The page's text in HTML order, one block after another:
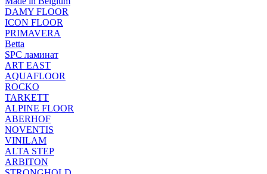
DAMY FLOOR
ICON FLOOR
PRIMAVERA
Betta
SPC ламинат
ART EAST
AQUAFLOOR
ROCKO
TARKETT
ALPINE FLOOR
ABERHOF
NOVENTIS
VINILAM
ALTA STEP
ARBITON